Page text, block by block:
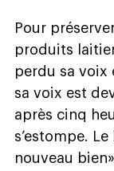
Pour
produits
perdu sa voix
sa voix est
après cinq
s’estompe.
nouveau